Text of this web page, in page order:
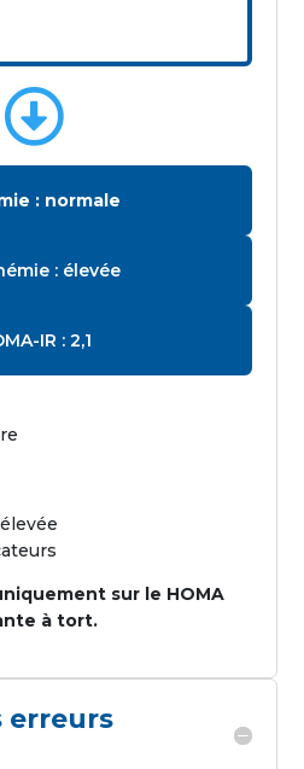

: normale
: élevée
IR : 2,1
sur le HOMA
à tort.
erreurs